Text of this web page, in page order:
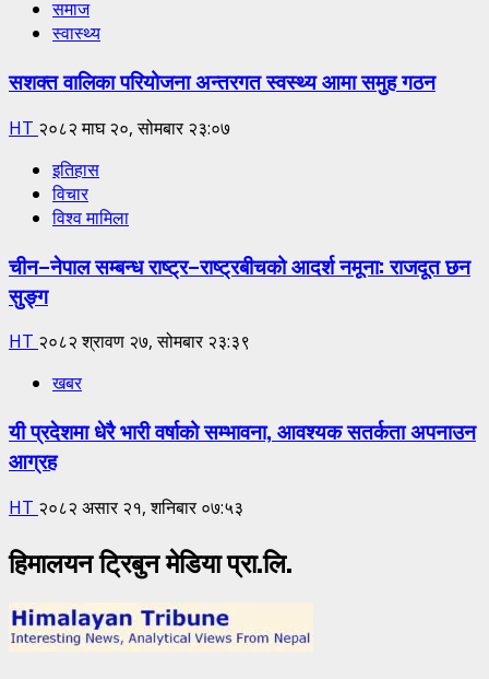
समाज
स्वास्थ्य
सशक्त वालिका परियोजना अन्तरगत स्वस्थ्य आमा समुह गठन
HT २०८२ माघ २०, सोमबार २३:०७
इतिहास
विचार
विश्व मामिला
चीन–नेपाल सम्बन्ध राष्ट्र–राष्ट्रबीचको आदर्श नमूना: राजदूत छन
सुङ्ग
HT २०८२ श्रावण २७, सोमबार २३:३९
खबर
यी प्रदेशमा धेरै भारी वर्षाको सम्भावना, आवश्यक सतर्कता अपनाउन
आग्रह
HT २०८२ असार २१, शनिबार ०७:५३
हिमालयन ट्रिबुन मेडिया प्रा.लि.